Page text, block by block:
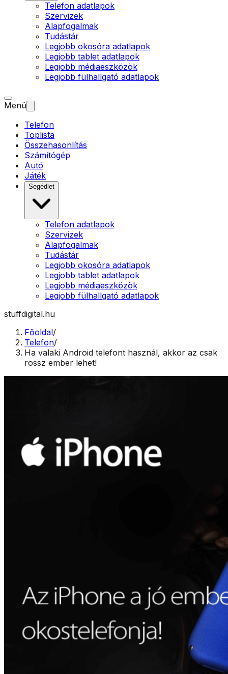
Telefon adatlapok
Szervizek
Alapfogalmak
Tudástár
Legjobb okosóra adatlapok
Legjobb tablet adatlapok
Legjobb médiaeszközök
Legjobb fülhallgató adatlapok
Menü
Telefon
Toplista
Összehasonlítás
Számítógép
Autó
Játék
Segédlet
Telefon adatlapok
Szervizek
Alapfogalmak
Tudástár
Legjobb okosóra adatlapok
Legjobb tablet adatlapok
Legjobb médiaeszközök
Legjobb fülhallgató adatlapok
stuffdigital.hu
Főoldal/
Telefon/
Ha valaki Android telefont használ, akkor az csak
rossz ember lehet!